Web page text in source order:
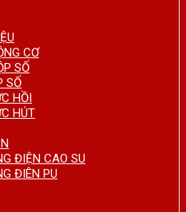
CƠ
SỐ
SỐ
HỒI
HÚT
ĐIỆN CAO SU
ĐIÊN PU